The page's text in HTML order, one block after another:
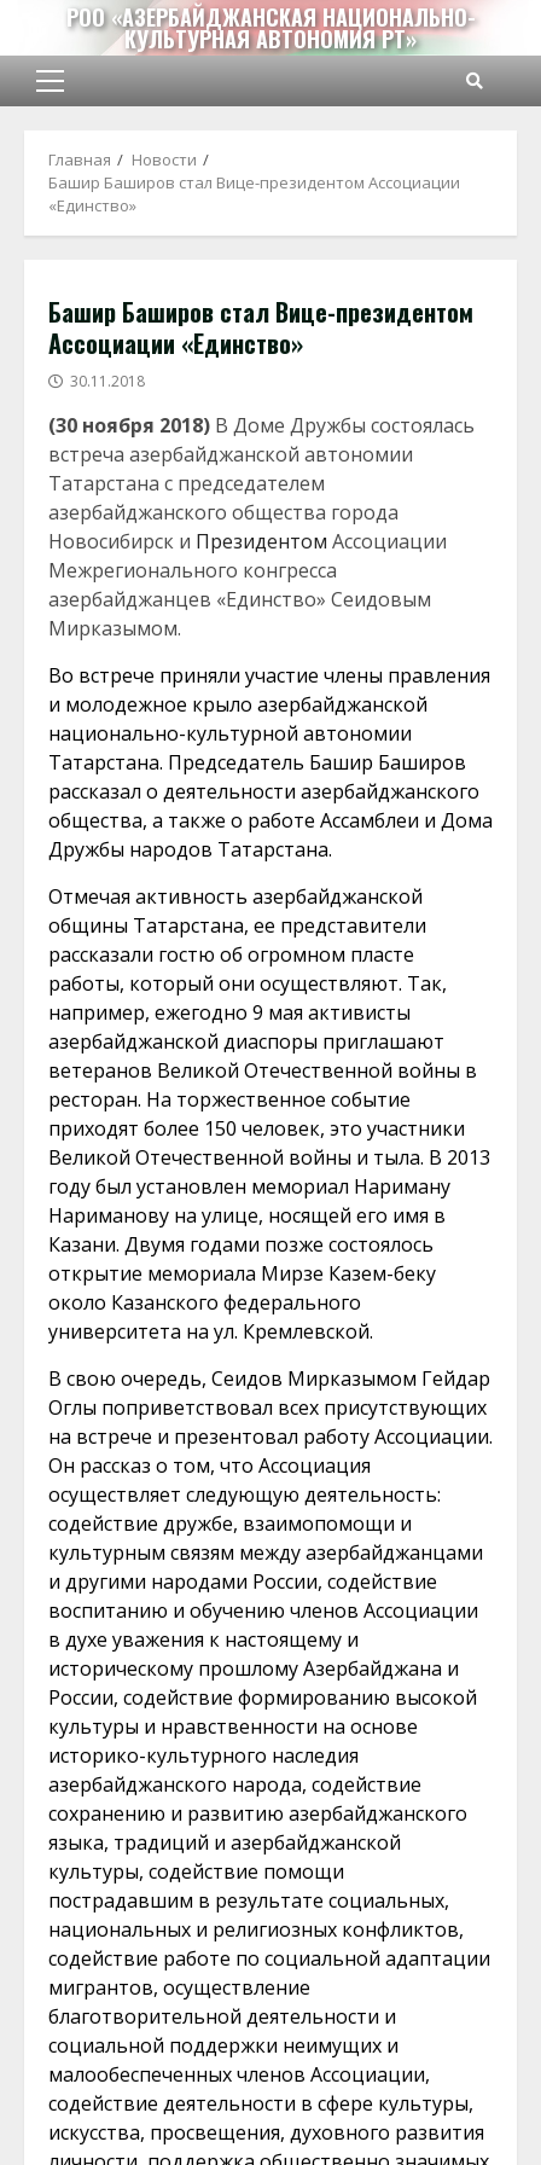
Перейти
содержимому
РОО «АЗЕРБАЙДЖАНСКАЯ НАЦИОНАЛЬНО-
КУЛЬТУРНАЯ АВТОНОМИЯ РТ»
Основное
Главная
Новости
Башир Баширов стал Вице-президентом Ассоциации
«Единство»
Башир Баширов стал Вице-президентом
Ассоциации «Единство»
30.11.2018
(30 ноября 2018) В Доме Дружбы состоялась
встреча азербайджанской автономии
Татарстана с председателем
азербайджанского общества города
Новосибирск и Президентом Ассоциации
Межрегионального конгресса
азербайджанцев «Единство» Сеидовым
Мирказымом.
Во встрече приняли участие члены правления
и молодежное крыло азербайджанской
национально-культурной автономии
Татарстана. Председатель Башир Баширов
рассказал о деятельности азербайджанского
общества, а также о работе Ассамблеи и Дома
Дружбы народов Татарстана.
Отмечая активность азербайджанской
общины Татарстана, ее представители
рассказали гостю об огромном пласте
работы, который они осуществляют. Так,
например, ежегодно 9 мая активисты
азербайджанской диаспоры приглашают
ветеранов Великой Отечественной войны в
ресторан. На торжественное событие
приходят более 150 человек, это участники
Великой Отечественной войны и тыла. В 2013
году был установлен мемориал Нариману
Нариманову на улице, носящей его имя в
Казани. Двумя годами позже состоялось
открытие мемориала Мирзе Казем-беку
около Казанского федерального
университета на ул. Кремлевской.
В свою очередь, Сеидов Мирказымом Гейдар
Оглы поприветствовал всех присутствующих
на встрече и презентовал работу Ассоциации.
Он рассказ о том, что Ассоциация
осуществляет следующую деятельность:
содействие дружбе, взаимопомощи и
культурным связям между азербайджанцами
и другими народами России, содействие
воспитанию и обучению членов Ассоциации
в духе уважения к настоящему и
историческому прошлому Азербайджана и
России, содействие формированию высокой
культуры и нравственности на основе
историко-культурного наследия
азербайджанского народа, содействие
сохранению и развитию азербайджанского
языка, традиций и азербайджанской
культуры, содействие помощи
пострадавшим в результате социальных,
национальных и религиозных конфликтов,
содействие работе по социальной адаптации
мигрантов, осуществление
благотворительной деятельности и
социальной поддержки неимущих и
малообеспеченных членов Ассоциации,
содействие деятельности в сфере культуры,
искусства, просвещения, духовного развития